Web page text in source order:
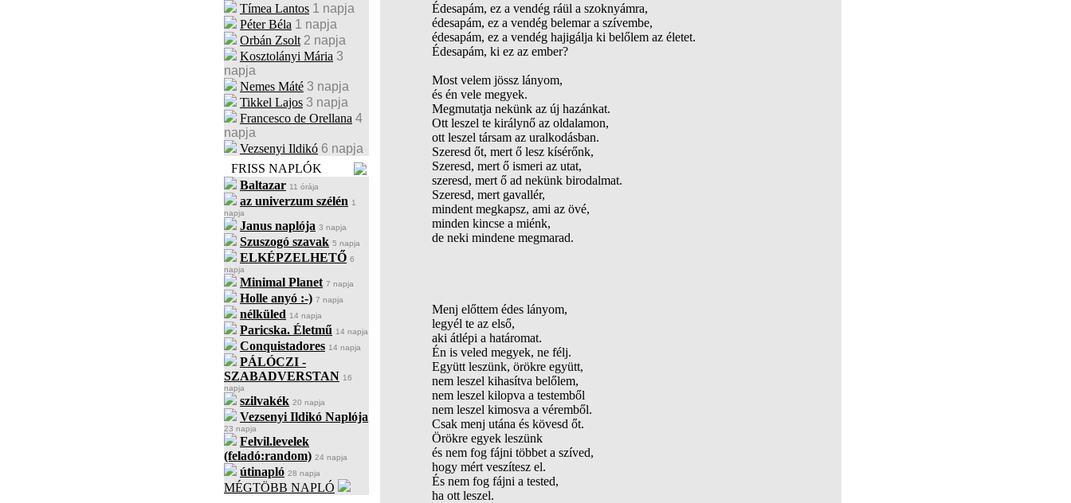
Tímea Lantos 1 napja
Péter Béla 1 napja
Orbán Zsolt 2 napja
Kosztolányi Mária 3
napja
Nemes Máté 3 napja
Tikkel Lajos 3 napja
Francesco de Orellana 4
napja
Vezsenyi Ildikó 6 napja
FRISS NAPLÓK
Baltazar 11 órája
az univerzum szélén 1
napja
Janus naplója 3 napja
Szuszogó szavak 5 napja
ELKÉPZELHETŐ 6
napja
Minimal Planet 7 napja
Holle anyó :-) 7 napja
nélküled 14 napja
Paricska. Életmű 14 napja
Conquistadores 14 napja
PÁLÓCZI -
SZABADVERSTAN 16
napja
szilvakék 20 napja
Vezsenyi Ildikó Naplója
23 napja
Felvil.levelek
(feladó:random) 24 napja
útinapló 28 napja
MÉGTÖBB NAPLÓ
Édesapám, ez a vendég ráül a szoknyámra,
édesapám, ez a vendég belemar a szívembe,
édesapám, ez a vendég hajigálja ki belőlem az életet.
Édesapám, ki ez az ember?
Most velem jössz lányom,
és én vele megyek.
Megmutatja nekünk az új hazánkat.
Ott leszel te királynő az oldalamon,
ott leszel társam az uralkodásban.
Szeresd őt, mert ő lesz kísérőnk,
Szeresd, mert ő ismeri az utat,
szeresd, mert ő ad nekünk birodalmat.
Szeresd, mert gavallér,
mindent megkapsz, ami az övé,
minden kincse a miénk,
de neki mindene megmarad.
Menj előttem édes lányom,
legyél te az első,
aki átlépi a határomat.
Én is veled megyek, ne félj.
Együtt leszünk, örökre együtt,
nem leszel kihasítva belőlem,
nem leszel kilopva a testemből
nem leszel kimosva a véremből.
Csak menj utána és kövesd őt.
Örökre egyek leszünk
és nem fog fájni többet a szíved,
hogy mért veszítesz el.
És nem fog fájni a tested,
ha ott leszel.